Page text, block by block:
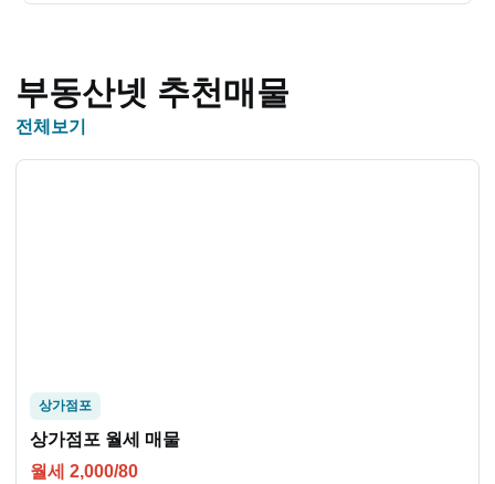
부동산넷 추천매물
전체보기
상가점포
상가점포 월세 매물
월세 2,000/80